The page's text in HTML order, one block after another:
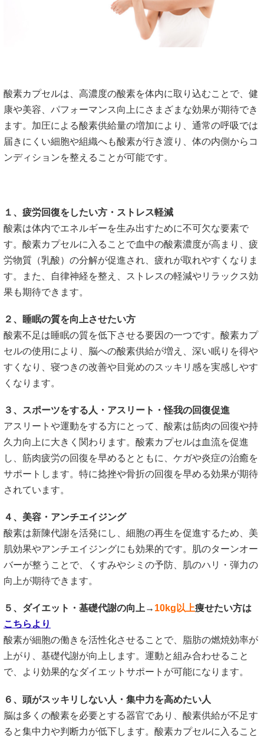
酸素カプセルは、高濃度の酸素を体内に取り込むことで、健
康や美容、パフォーマンス向上にさまざまな効果が期待でき
ます。加圧による酸素供給量の増加により、通常の呼吸では
届きにくい細胞や組織へも酸素が行き渡り、体の内側からコ
ンディションを整えることが可能です。
１、疲労回復をしたい方・ストレス軽減
酸素は体内でエネルギーを生み出すために不可欠な要素で
す。酸素カプセルに入ることで血中の酸素濃度が高まり、疲
労物質（乳酸）の分解が促進され、疲れが取れやすくなりま
す。また、自律神経を整え、ストレスの軽減やリラックス効
果も期待できます。
２、睡眠の質を向上させたい方
酸素不足は睡眠の質を低下させる要因の一つです。酸素カプ
セルの使用により、脳への酸素供給が増え、深い眠りを得や
すくなり、寝つきの改善や目覚めのスッキリ感を実感しやす
くなります。
３、スポーツをする人・アスリート・怪我の回復促進
アスリートや運動をする方にとって、酸素は筋肉の回復や持
久力向上に大きく関わります。酸素カプセルは血流を促進
し、筋肉疲労の回復を早めるとともに、ケガや炎症の治癒を
サポートします。特に捻挫や骨折の回復を早める効果が期待
されています。
４、美容・アンチエイジング
酸素は新陳代謝を活発にし、細胞の再生を促進するため、美
肌効果やアンチエイジングにも効果的です。肌のターンオー
バーが整うことで、くすみやシミの予防、肌のハリ・弾力の
向上が期待できます。
５、ダイエット・基礎代謝の向上→ 10kg以上痩せたい方は
こちらより
酸素が細胞の働きを活性化させることで、脂肪の燃焼効率が
上がり、基礎代謝が向上します。運動と組み合わせること
で、より効果的なダイエットサポートが可能になります。
６、頭がスッキリしない人・集中力を高めたい人
脳は多くの酸素を必要とする器官であり、酸素供給が不足す
ると集中力や判断力が低下します。酸素カプセルに入ること